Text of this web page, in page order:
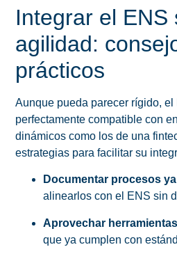
Integrar el ENS
agilidad:
prácticos
Aunque pueda parecer rígido, el
perfectamente compatible con
dinámicos como los de una
estrategias para facilitar su
Documentar procesos
alinearlos con el ENS sin
Aprovechar
que ya cumplen con